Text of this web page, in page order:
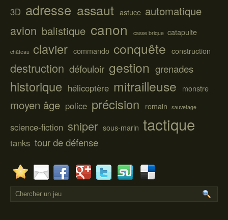
3D adresse assaut astuce automatique
avion balistique canon casse brique catapulte
château clavier commando conquête construction
destruction défouloir gestion grenades
historique hélicoptère mitrailleuse monstre
moyen âge police précision romain sauvetage
science-fiction sniper sous-marin tactique
tanks tour de défense